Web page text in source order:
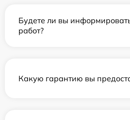
Будете ли вы
работ?
Какую гарантию вы